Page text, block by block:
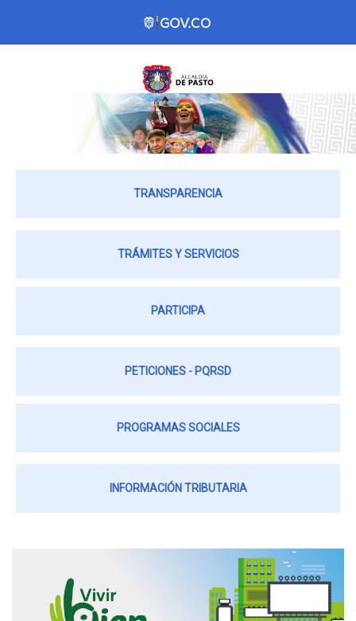
TRANSPARENCIA
TRÁMITES Y SERVICIOS
PARTICIPA
PETICIONES - PQRSD
PROGRAMAS SOCIALES
INFORMACIÓN TRIBUTARIA